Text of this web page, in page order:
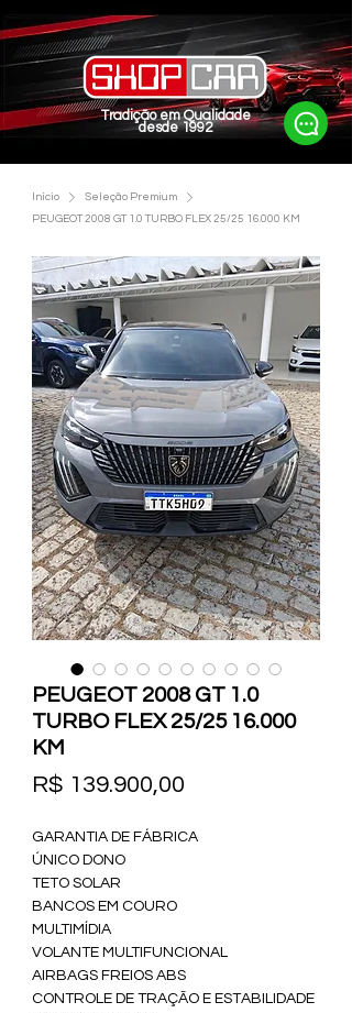
Tradição em Qualidade
desde 1992
Início
Seleção Premium
PEUGEOT 2008 GT 1.0 TURBO FLEX 25/25 16.000 KM
PEUGEOT 2008 GT 1.0
TURBO FLEX 25/25 16.000
KM
R$ 139.900,00
GARANTIA DE FÁBRICA
ÚNICO DONO
TETO SOLAR
BANCOS EM COURO
MULTIMÍDIA
VOLANTE MULTIFUNCIONAL
AIRBAGS FREIOS ABS
CONTROLE DE TRAÇÃO E ESTABILIDADE